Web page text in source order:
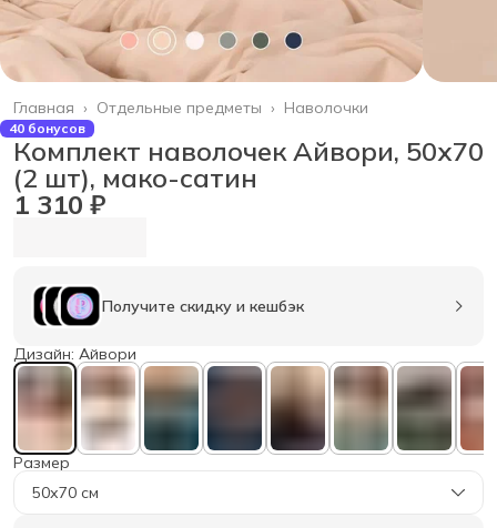
Наволочки
Отдельные предметы ›
Главная ›
40 бонусов
Комплект наволочек Айвори, 50х70
(2 шт), мако-сатин
1 310 ₽
Получите скидку и кешбэк
Дизайн: Айвори
Размер
50х70 см